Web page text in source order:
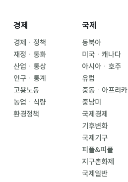
경제
경제ㆍ정책
재정ㆍ통화
산업ㆍ통상
인구ㆍ통계
고용노동
농업ㆍ식량
환경정책
국제
동북아
미국ㆍ캐나다
아시아ㆍ호주
유럽
중동ㆍ아프리카
중남미
국제경제
기후변화
국제기구
피플&피플
지구촌화제
국제일반